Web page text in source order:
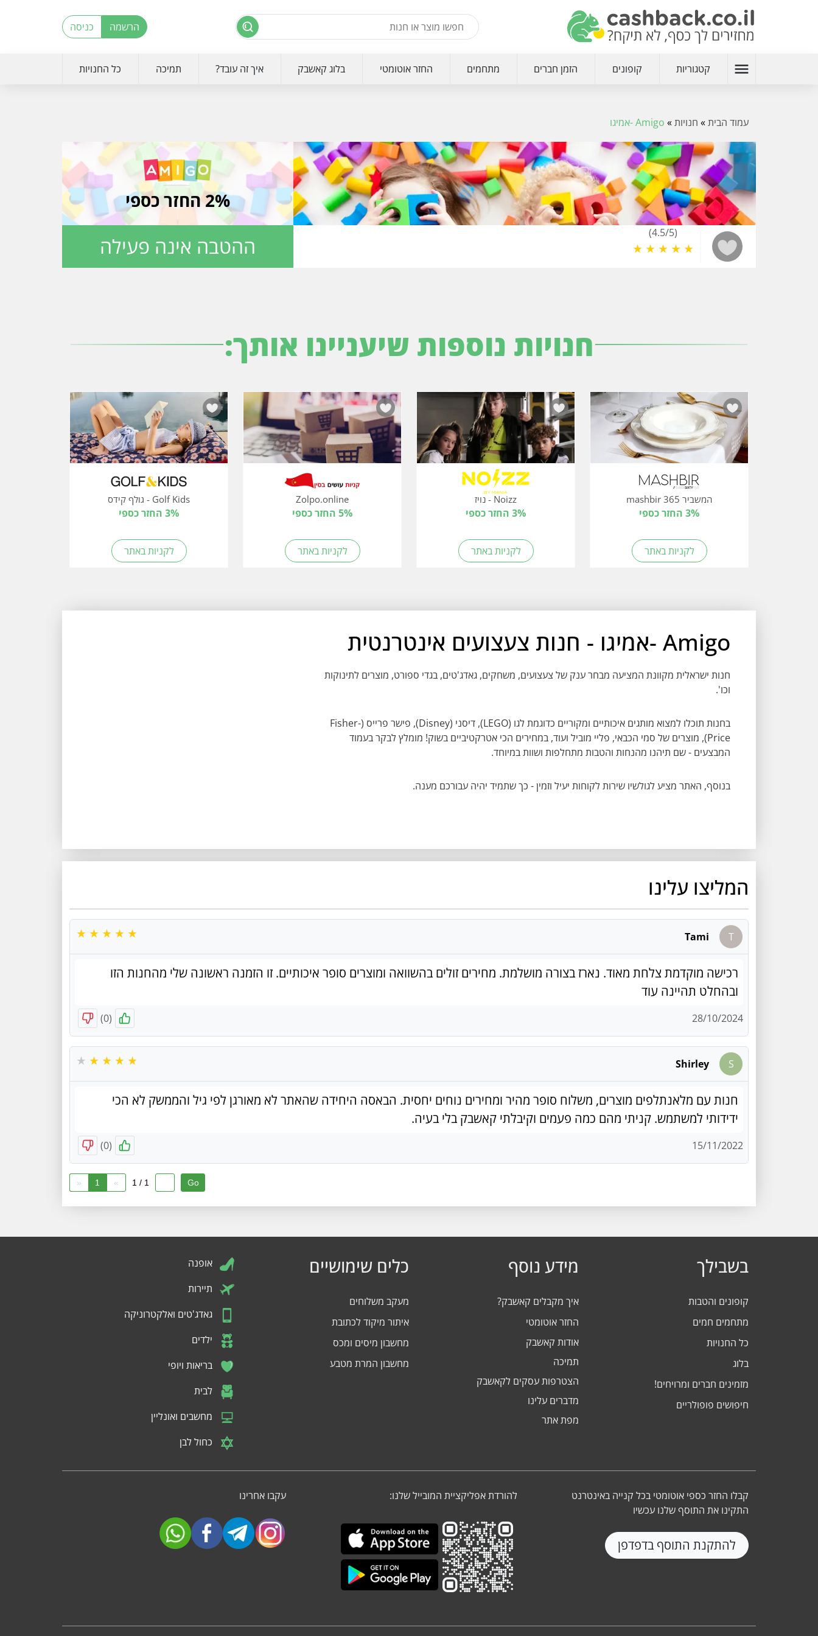
הרשמה כניסה
menu קטגוריות קופונים הזמן חברים מתחמים החזר אוטומטי בלוג קאשבק איך זה עובד? תמיכה כל החנויות
עמוד הבית» חנויות» Amigo -אמיגו
2% החזר כספי
(4.5/5)
ההטבה אינה פעילה
חנויות נוספות שיעניינו אותך:
המשביר 365 mashbir
3% החזר כספי
לקניות באתר
Noizz - נויז
3% החזר כספי
לקניות באתר
Zolpo.online
5% החזר כספי
לקניות באתר
Golf Kids - גולף קידס
3% החזר כספי
לקניות באתר
Amigo -אמיגו - חנות צעצועים אינטרנטית
חנות ישראלית מקוונת המציעה מבחר ענק של צעצועים, משחקים, גאדג'טים, בגדי ספורט, מוצרים לתינוקות
וכו'.
בחנות תוכלו למצוא מותגים איכותיים ומקוריים כדוגמת לגו (LEGO), דיסני (Disney), פישר פרייס (Fisher-
Price), מוצרים של סמי הכבאי, פליי מוביל ועוד, במחירים הכי אטרקטיביים בשוק! מומלץ לבקר בעמוד
המבצעים - שם תיהנו מהנחות והטבות מתחלפות ושוות במיוחד.
בנוסף, האתר מציע לגולשיו שירות לקוחות יעיל וזמין - כך שתמיד יהיה עבורכם מענה.
המליצו עלינו
T
Tami
רכישה מוקדמת צלחת מאוד. נארז בצורה מושלמת. מחירים זולים בהשוואה ומוצרים סופר איכותיים. זו הזמנה ראשונה שלי מהחנות הזו
ובהחלט תהיינה עוד
28/10/2024
(
0
)
S
Shirley
חנות עם מלאנתלפים מוצרים, משלוח סופר מהיר ומחירים נוחים יחסית. הבאסה היחידה שהאתר לא מאורגן לפי גיל והממשק לא הכי
ידידותי למשתמש. קניתי מהם כמה פעמים וקיבלתי קאשבק בלי בעיה.
15/11/2022
(
0
)
« 1 » 1 / 1
בשבילך
קופונים והטבות
מתחמים חמים
כל החנויות
בלוג
מזמינים חברים ומרויחים!
חיפושים פופולריים
מידע נוסף
איך מקבלים קאשבק?
החזר אוטומטי
אודות קאשבק
תמיכה
הצטרפות עסקים לקאשבק
מדברים עלינו
מפת אתר
כלים שימושיים
מעקב משלוחים
איתור מיקוד לכתובת
מחשבון מיסים ומכס
מחשבון המרת מטבע
אופנה
תיירות
גאדג'טים ואלקטרוניקה
ילדים
בריאות ויופי
לבית
מחשבים ואונליין
כחול לבן
קבלו החזר כספי אוטומטי בכל קנייה באינטרנט
התקינו את התוסף שלנו עכשיו
להתקנת התוסף בדפדפן
להורדת אפליקציית המובייל שלנו: עקבו אחרינו